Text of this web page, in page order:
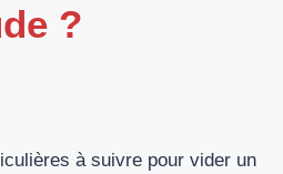
?
à suivre pour vider un